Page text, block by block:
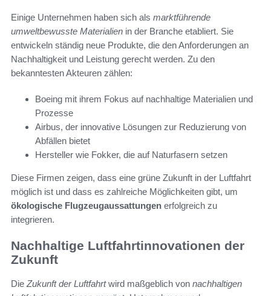
Einige Unternehmen haben sich als marktführende
umweltbewusste Materialien in der Branche etabliert. Sie
entwickeln ständig neue Produkte, die den Anforderungen an
Nachhaltigkeit und Leistung gerecht werden. Zu den
bekanntesten Akteuren zählen:
Boeing mit ihrem Fokus auf nachhaltige Materialien und
Prozesse
Airbus, der innovative Lösungen zur Reduzierung von
Abfällen bietet
Hersteller wie Fokker, die auf Naturfasern setzen
Diese Firmen zeigen, dass eine grüne Zukunft in der Luftfahrt
möglich ist und dass es zahlreiche Möglichkeiten gibt, um
ökologische Flugzeugaussattungen erfolgreich zu
integrieren.
Nachhaltige Luftfahrtinnovationen der
Zukunft
Die Zukunft der Luftfahrtwird maßgeblich von nachhaltigen